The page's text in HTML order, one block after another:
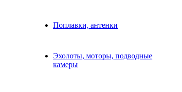
Поплавки, антенки
Эхолоты, моторы, подводные
камеры